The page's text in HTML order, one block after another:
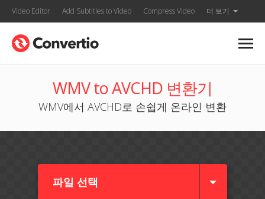
Video Editor Add Subtitles to Video Compress Video 더 보기
WMV to AVCHD 변환기
WMV에서 AVCHD로 손쉽게 온라인 변환
파일 선택